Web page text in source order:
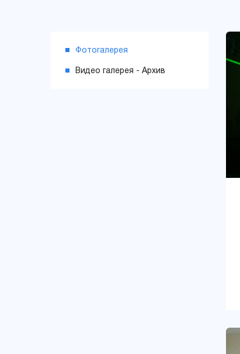
Фотогалерея
Видео галерея - Архив